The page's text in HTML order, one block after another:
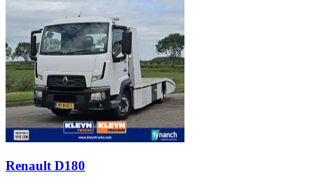
Renault D180